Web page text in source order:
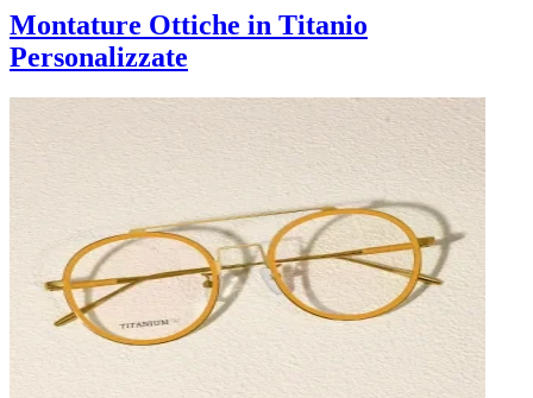
Montature Ottiche in Titanio
Personalizzate